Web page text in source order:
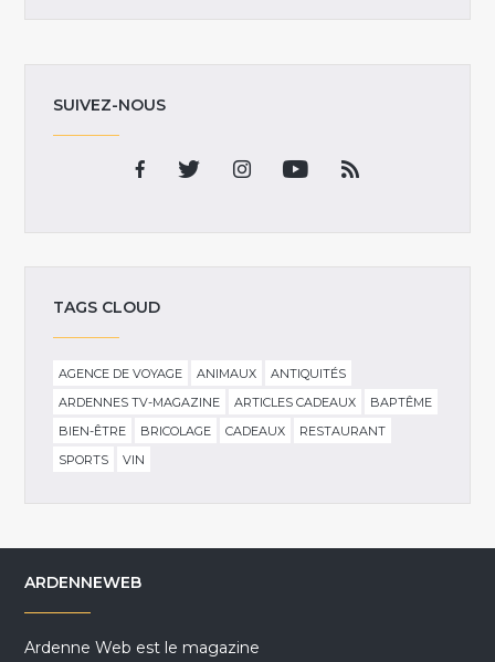
SUIVEZ-NOUS
TAGS CLOUD
AGENCE DE VOYAGE ANIMAUX
ANTIQUITÉS
ARDENNES TV-MAGAZINE
ARTICLES CADEAUX
BAPTÊME
BIEN-ÊTRE
BRICOLAGE CADEAUX
RESTAURANT
SPORTS
VIN
ARDENNEWEB
Ardenne Web est le magazine